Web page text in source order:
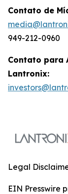
Contato de
949-212-0960
Contato para
Lantronix:
Legal
EIN Presswire